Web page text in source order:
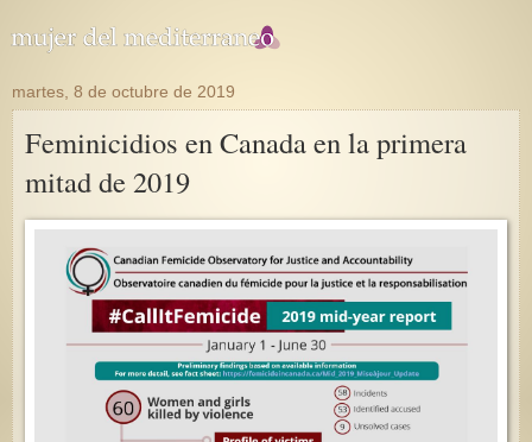
martes, 8 de octubre de 2019
Feminicidios en Canada en la primera
mitad de 2019